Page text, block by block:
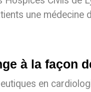
une
à la façon
en